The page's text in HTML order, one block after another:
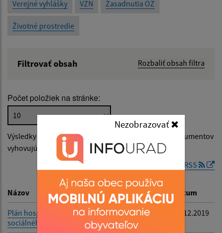
Nezobrazovať
Verejné vyhlášky VZN Zasadnutia OZ
Životné prostredie
Filtrovať obsah Rozbaliť obsah filtra
Popis:
Dátum zverejnenia od:
Dátum zverejnenia do:
Počet položiek na stránke:
Výsledky vyhľadávania v
(počet dokumentov
vyhovujúcich zadaným kritériám: 2)
RSS
Názov Popis Dátum
Plán hospodárskeho a
sociálného rozvoja NOVY
- 05.12.2019